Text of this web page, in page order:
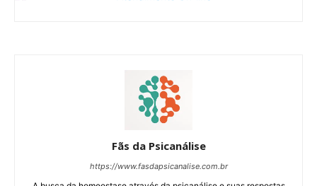
Fãs da Psicanálise
https://www.fasdapsicanalise.com.br